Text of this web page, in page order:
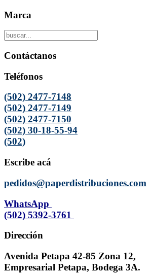
Marca
Contáctanos
Teléfonos
(502) 2477-7148
(502) 2477-7149
(502) 2477-7150
(502) 30-18-55-94
(502)
Escribe acá
pedidos@paperdistribuciones.com
WhatsApp
(502) 5392-3761
Dirección
Avenida Petapa 42-85 Zona 12,
Empresarial Petapa, Bodega 3A.